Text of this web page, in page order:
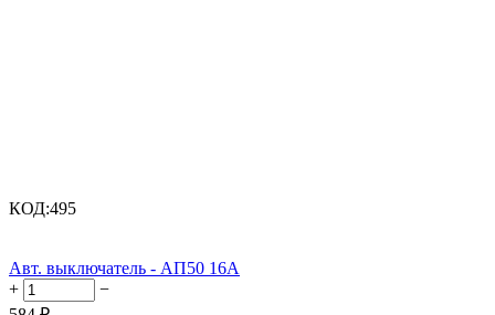
КОД:495
Авт. выключатель - АП50 16А
+
−